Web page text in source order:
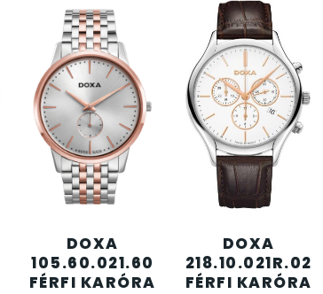
DOXA
105.60.021.60
FÉRFI KARÓRA
DOXA
218.10.021R.02
FÉRFI KARÓRA
19
226
237